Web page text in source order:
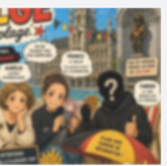
Regards croisés
·
Ressources pédagogiques
Comprendre et parler
Bienvenue en Belgique
Espace presse
Contacts
Trouver un lieu d’alphabétisation